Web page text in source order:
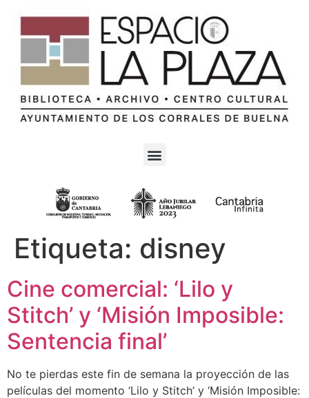
Etiqueta: disney
Cine comercial: ‘Lilo y
Stitch’ y ‘Misión Imposible:
Sentencia final’
No te pierdas este fin de semana la proyección de las
películas del momento ‘Lilo y Stitch’ y ‘Misión Imposible: